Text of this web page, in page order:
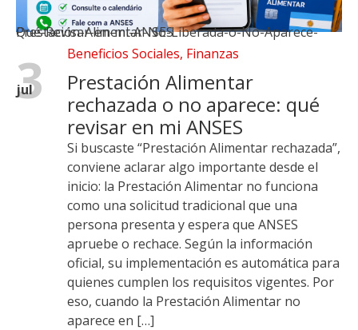
Prestación-Alimentar-No-Liberada-o-No-Aparece-Qué-Revisar-en-mi-ANSES
jul
3 Beneficios Sociales, Finanzas
Prestación Alimentar
rechazada o no aparece: qué
revisar en mi ANSES
Si buscaste “Prestación Alimentar rechazada”,
conviene aclarar algo importante desde el
inicio: la Prestación Alimentar no funciona
como una solicitud tradicional que una
persona presenta y espera que ANSES
apruebe o rechace. Según la información
oficial, su implementación es automática para
quienes cumplen los requisitos vigentes. Por
eso, cuando la Prestación Alimentar no
aparece en […]